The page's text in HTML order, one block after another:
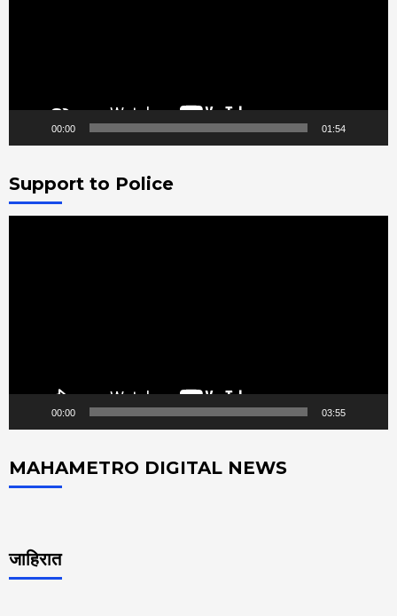
00:00 01:54
Support to Police
00:00 03:55
MAHAMETRO DIGITAL NEWS
जाहिरात